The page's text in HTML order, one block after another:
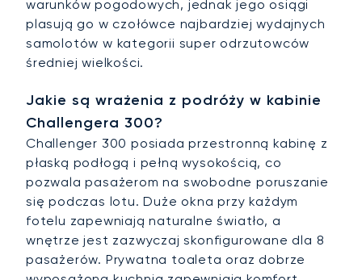
warunków pogodowych, jednak jego osiągi
plasują go w czołówce najbardziej wydajnych
samolotów w kategorii super odrzutowców
średniej wielkości.
Jakie są wrażenia z podróży w kabinie
Challengera 300?
Challenger 300 posiada przestronną kabinę z
płaską podłogą i pełną wysokością, co
pozwala pasażerom na swobodne poruszanie
się podczas lotu. Duże okna przy każdym
fotelu zapewniają naturalne światło, a
wnętrze jest zazwyczaj skonfigurowane dla 8
pasażerów. Prywatna toaleta oraz dobrze